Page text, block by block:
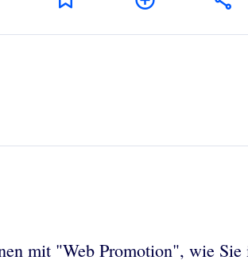
mit "Web Promotion", wie